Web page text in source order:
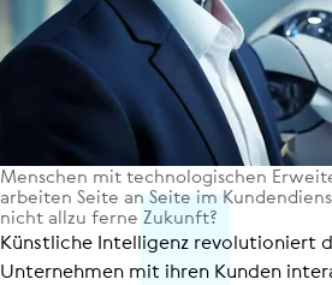
Menschen mit tech­no­lo­gi­schen
arbeiten Seite an Seite im
nicht allzu ferne Zukunft?
Künstliche Intelligenz revolutioniert
Unternehmen mit ihren Kunden